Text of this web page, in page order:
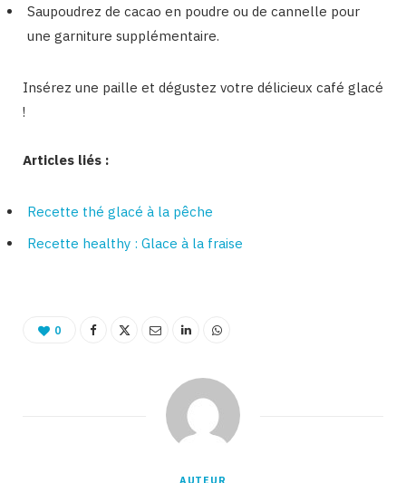
Saupoudrez de cacao en poudre ou de cannelle pour
une garniture supplémentaire.
Insérez une paille et dégustez votre délicieux café glacé
!
Articles liés :
Recette thé glacé à la pêche
Recette healthy : Glace à la fraise
0